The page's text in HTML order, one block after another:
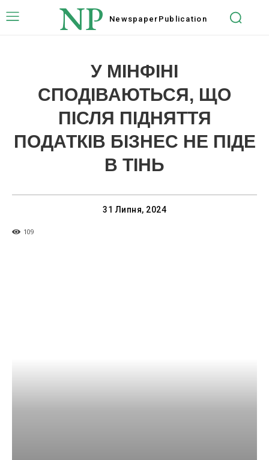
NP Newspaper Publication
У МІНФІНІ
СПОДІВАЮТЬСЯ, ЩО
ПІСЛЯ ПІДНЯТТЯ
ПОДАТКІВ БІЗНЕС НЕ ПІДЕ
В ТІНЬ
31 Липня, 2024
109